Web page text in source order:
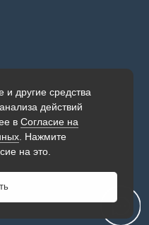
другие средства
действий
в Согласие на
. Нажмите
на это.